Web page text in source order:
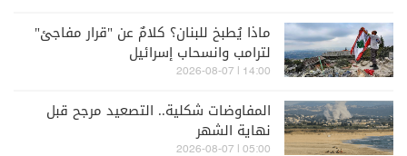
ماذا يُطبخ للبنان؟ كلامٌ عن "قرار مفاجئ"
لترامب وانسحاب إسرائيل
14:00 | 2026-08-07
المفاوضات شكلية.. التصعيد مرجح قبل
نهاية الشهر
05:00 | 2026-08-07